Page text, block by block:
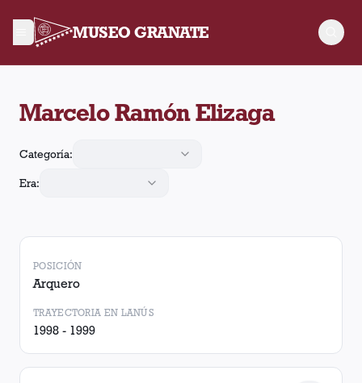
MUSEO GRANATE
Marcelo Ramón Elizaga
Categoría:
Era:
POSICIÓN
Arquero
TRAYECTORIA EN LANÚS
1998 - 1999